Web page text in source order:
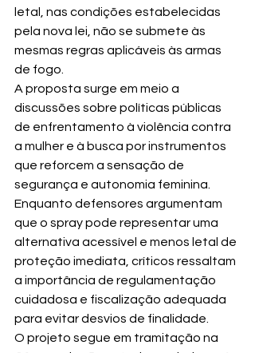
letal, nas condições estabelecidas
pela nova lei, não se submete às
mesmas regras aplicáveis às armas
de fogo.
A proposta surge em meio a
discussões sobre políticas públicas
de enfrentamento à violência contra
a mulher e à busca por instrumentos
que reforcem a sensação de
segurança e autonomia feminina.
Enquanto defensores argumentam
que o spray pode representar uma
alternativa acessível e menos letal de
proteção imediata, críticos ressaltam
a importância de regulamentação
cuidadosa e fiscalização adequada
para evitar desvios de finalidade.
O projeto segue em tramitação na